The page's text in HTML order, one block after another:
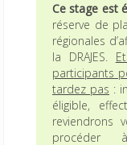
Ce stage est
réserve de
régionales
la DRAJES.
participants
tardez pas :
éligible,
reviendrons